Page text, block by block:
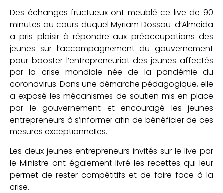
Des échanges fructueux ont meublé ce live de 90
minutes au cours duquel Myriam Dossou-d’Almeida
a pris plaisir à répondre aux préoccupations des
jeunes sur l’accompagnement du gouvernement
pour booster l’entrepreneuriat des jeunes affectés
par la crise mondiale née de la pandémie du
coronavirus. Dans une démarche pédagogique, elle
a exposé les mécanismes de soutien mis en place
par le gouvernement et encouragé les jeunes
entrepreneurs à s’informer afin de bénéficier de ces
mesures exceptionnelles.
Les deux jeunes entrepreneurs invités sur le live par
le Ministre ont également livré les recettes qui leur
permet de rester compétitifs et de faire face à la
crise.